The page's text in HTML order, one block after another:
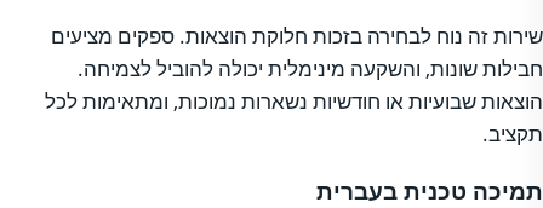
שירות זה נוח לבחירה בזכות חלוקת הוצאות. ספקים מציעים
חבילות שונות, והשקעה מינימלית יכולה להוביל לצמיחה.
הוצאות שבועיות או חודשיות נשארות נמוכות, ומתאימות לכל
תקציב.
תמיכה טכנית בעברית